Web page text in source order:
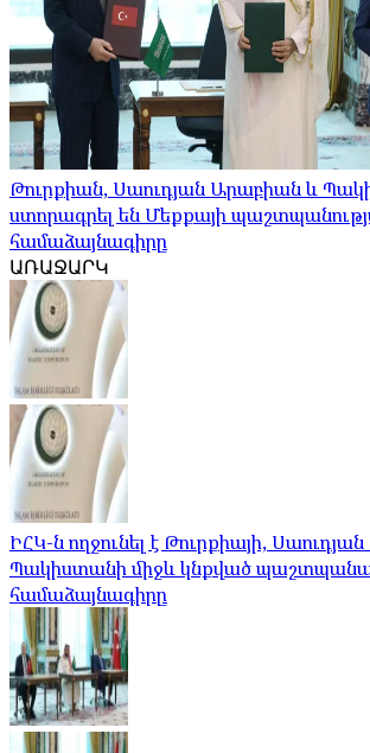
Թուրքիան, Սաուդյան Արաբիան և
ստորագրել են Մեքքայի
համաձայնագիրը
ԱՌԱՋԱՐԿ
ԻՀԿ-ն ողջունել է Թուրքիայի,
Պակիստանի միջև կնքված
համաձայնագիրը